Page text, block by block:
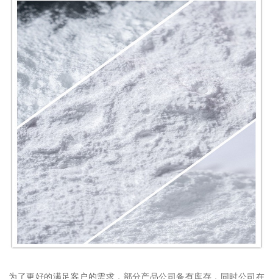
为了更好的满足客户的需求，部分产品公司备有库存，同时公司在